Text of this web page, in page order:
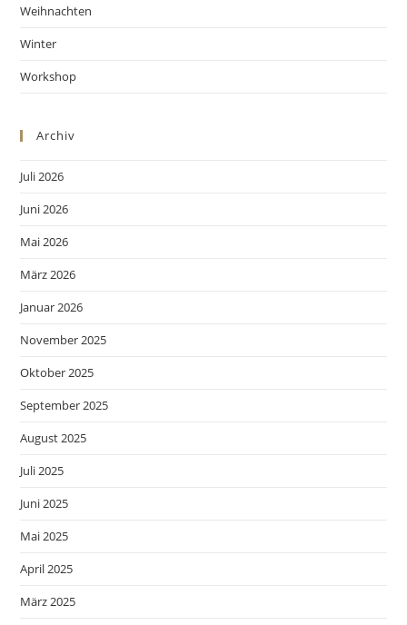
Weihnachten
Winter
Workshop
Archiv
Juli 2026
Juni 2026
Mai 2026
März 2026
Januar 2026
November 2025
Oktober 2025
September 2025
August 2025
Juli 2025
Juni 2025
Mai 2025
April 2025
März 2025